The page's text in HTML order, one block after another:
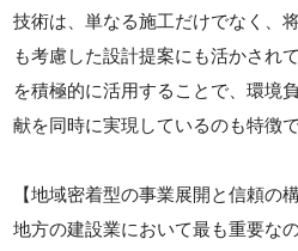
技術は、単なる施工だけでなく、
も考慮した設計提案にも活かされ
を積極的に活用することで、環境
献を同時に実現しているのも特徴で
【地域密着型の事業展開と信頼の構
地方の建設業において最も重要な